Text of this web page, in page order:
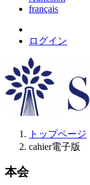
français
ログイン
トップページ
cahier電子版
本会